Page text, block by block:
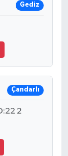
Gediz
Çandarlı
2